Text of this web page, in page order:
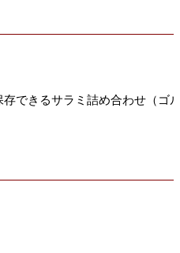
存できるサラミ詰め合わせ（ゴ